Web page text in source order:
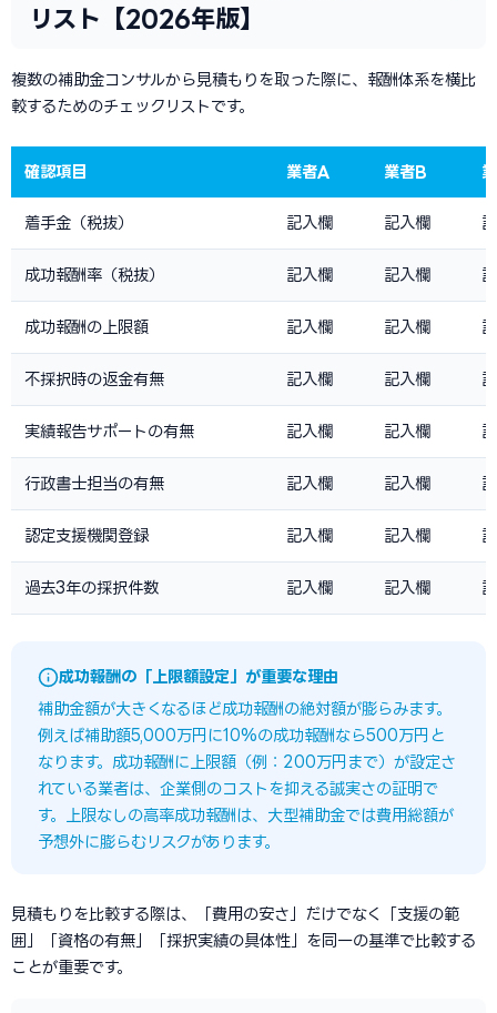
リスト【2026年版】
複数の補助金コンサルから見積もりを取った際に、報酬体系を横比
較するためのチェックリストです。
確認項目 業者A 業者B
着手金（税抜） 記入欄 記入欄
成功報酬率（税抜） 記入欄 記入欄
成功報酬の上限額 記入欄 記入欄
不採択時の返金有無 記入欄 記入欄
実績報告サポートの有無 記入欄 記入欄
行政書士担当の有無 記入欄 記入欄
認定支援機関登録 記入欄 記入欄
過去3年の採択件数 記入欄 記入欄
成功報酬の「上限額設定」が重要な理由
補助金額が大きくなるほど成功報酬の絶対額が膨らみます。
例えば補助額5,000万円に10%の成功報酬なら500万円と
なります。成功報酬に上限額（例：200万円まで）が設定さ
れている業者は、企業側のコストを抑える誠実さの証明で
す。上限なしの高率成功報酬は、大型補助金では費用総額が
予想外に膨らむリスクがあります。
見積もりを比較する際は、「費用の安さ」だけでなく「支援の範
囲」「資格の有無」「採択実績の具体性」を同一の基準で比較する
ことが重要です。